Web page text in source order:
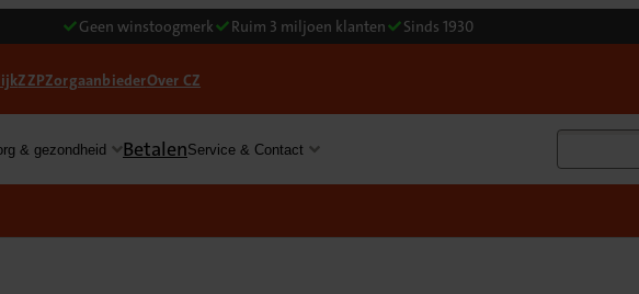
Geen winstoogmerk Ruim 3 miljoen klanten Sinds 1930
ZZPZorgaanbiederOver CZ
& gezondheid BetalenService & Contact